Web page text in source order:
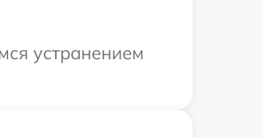
устранением